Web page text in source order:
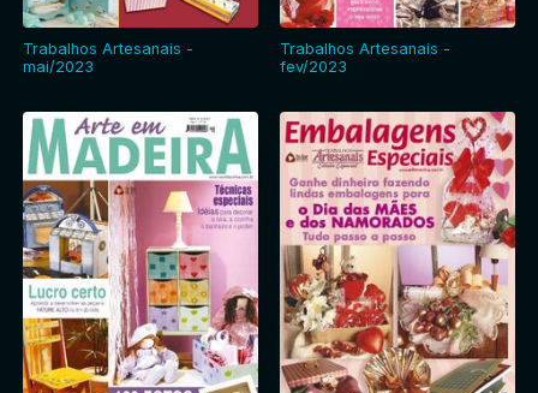
Trabalhos Artesanais -
mai/2023
Trabalhos Artesanais -
fev/2023